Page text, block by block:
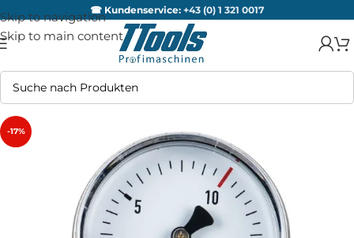
Skip to navigation
Skip to main content
☎ Kundenservice: +43 (0) 1 321 0017
-17%